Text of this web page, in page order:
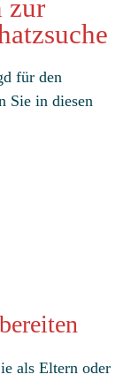
zur
für den
Sie in diesen
als Eltern oder